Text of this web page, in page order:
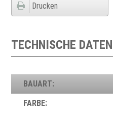
Drucken
TECHNISCHE DATEN
BAUART:
FARBE: